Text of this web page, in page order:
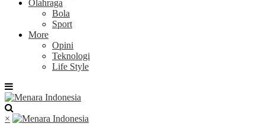
Olahraga
Bola
Sport
More
Opini
Teknologi
Life Style
×